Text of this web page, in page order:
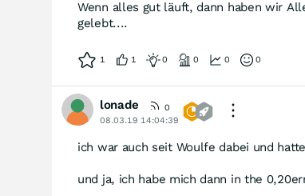
Wenn alles gut läuft, dann haben wir
gelebt....
1 1 0 0 0 0
lonade
0
08.03.19 14:04:39
ich war auch seit Woulfe dabei und
und ja, ich habe mich dann in the